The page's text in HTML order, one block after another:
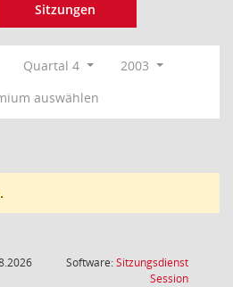
Sitzungen
Quartal 4
2003
auswählen
Software:Sitzungsdienst
Session(Wird in